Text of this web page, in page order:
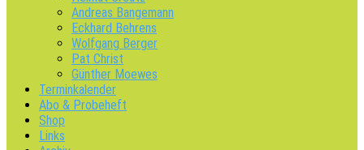
Andreas Bangemann
Eckhard Behrens
Wolfgang Berger
Pat Christ
Günther Moewes
Terminkalender
Abo & Probeheft
Shop
Links